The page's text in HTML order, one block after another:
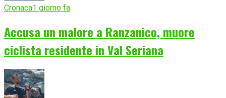
Cronaca1 giorno fa
Accusa un malore a Ranzanico, muore
ciclista residente in Val Seriana